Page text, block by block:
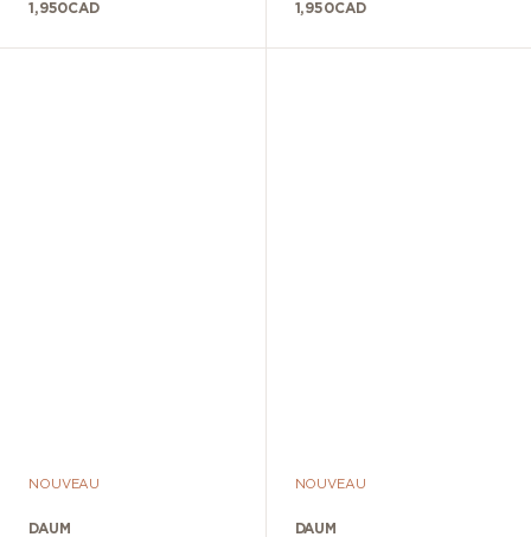
1,950CAD 1,950CAD
NOUVEAU
DAUM
NOUVEAU
DAUM